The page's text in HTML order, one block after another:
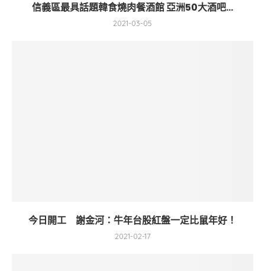
信義區最具話題韓食燒肉餐酒館 亞洲50大酒吧...
2021-03-05
今日開工 謝金河：牛年台股紅盤一定比鼠年好！
2021-02-17